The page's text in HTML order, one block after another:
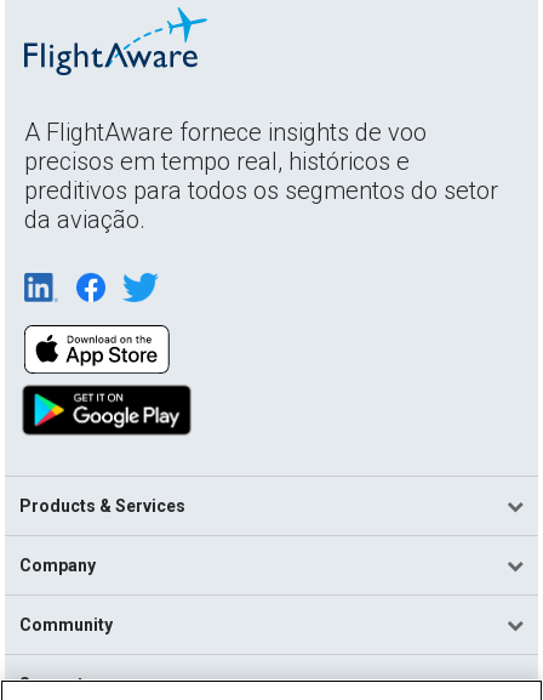
A FlightAware fornece insights de voo
precisos em tempo real, históricos e
preditivos para todos os segmentos do setor
da aviação.
Products & Services
Company
Community
Support